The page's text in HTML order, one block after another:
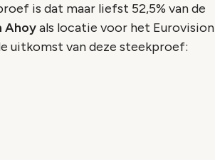
is dat maar liefst 52,5% van de
Ahoyals locatie voor het Eurovision
uitkomst van deze steekproef: